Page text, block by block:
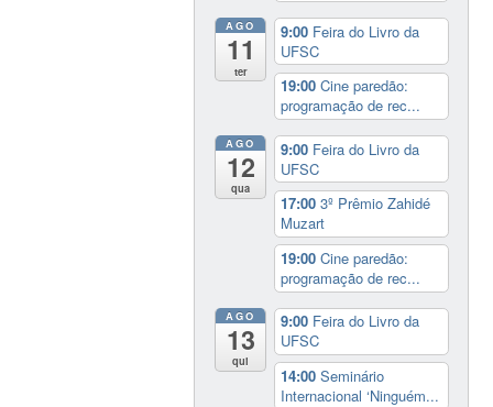
AGO
11
ter
9:00 Feira do Livro da
UFSC
19:00Cine paredão:
programação de rec...
AGO
12
qua
9:00 Feira do Livro da
UFSC
17:003º Prêmio Zahidé
Muzart
19:00Cine paredão:
programação de rec...
AGO
13
qui
9:00 Feira do Livro da
UFSC
14:00Seminário
Internacional ‘Ninguém...